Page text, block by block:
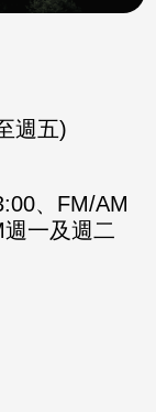
週五)
、FM/AM
一及週二